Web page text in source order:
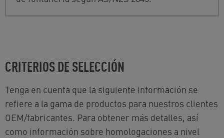
CRITERIOS DE SELECCIÓN
Tenga en cuenta que la siguiente información se
refiere a la gama de productos para nuestros clientes
OEM/fabricantes. Para obtener más detalles, así
como información sobre homologaciones a nivel